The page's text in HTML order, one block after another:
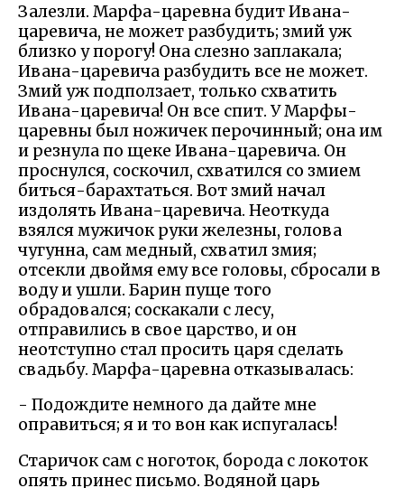
Залезли. Марфа-царевна будит Ивана-
царевича, не может разбудить; змий уж
близко у порогу! Она слезно заплакала;
Ивана-царевича разбудить все не может.
Змий уж подползает, только схватить
Ивана-царевича! Он все спит. У Марфы-
царевны был ножичек перочинный; она им
и резнула по щеке Ивана-царевича. Он
проснулся, соскочил, схватился со змием
биться-барахтаться. Вот змий начал
издолять Ивана-царевича. Неоткуда
взялся мужичок руки железны, голова
чугунна, сам медный, схватил змия;
отсекли двоймя ему все головы, сбросали в
воду и ушли. Барин пуще того
обрадовался; соскакали с лесу,
отправились в свое царство, и он
неотступно стал просить царя сделать
свадьбу. Марфа-царевна отказывалась:
- Подождите немного да дайте мне
оправиться; я и то вон как испугалась!
Старичок сам с ноготок, борода с локоток
опять принес письмо. Водяной царь